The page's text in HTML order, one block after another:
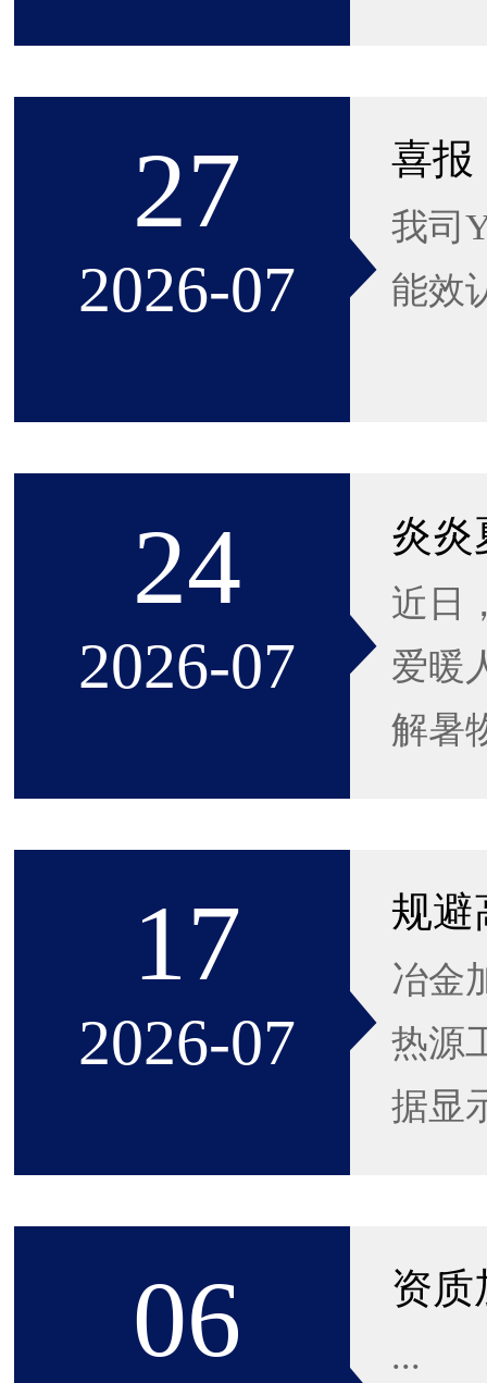
27
2026-07
我司
能效
24
2026-07
炎炎
近日
爱暖
解暑
17
2026-07
冶金
热源
据显
06 ...